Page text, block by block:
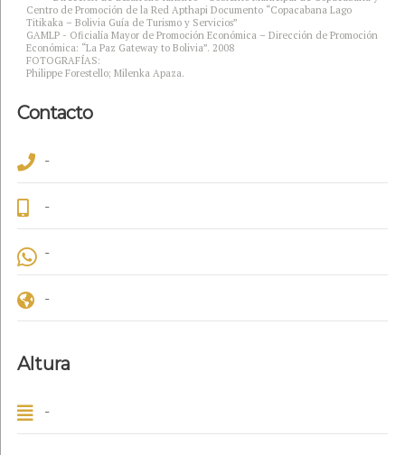
Centro de Promoción de la Red Apthapi Documento “Copacabana Lago
Titikaka – Bolivia Guía de Turismo y Servicios”
GAMLP - Oficialía Mayor de Promoción Económica – Dirección de Promoción
Económica: “La Paz Gateway to Bolivia”. 2008
FOTOGRAFÍAS:
Philippe Forestello; Milenka Apaza.
Contacto
-
-
-
-
Altura
-